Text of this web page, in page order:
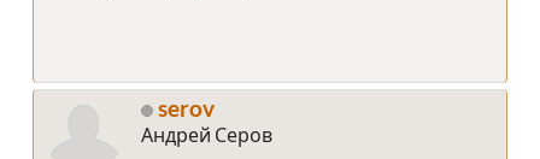
serov
Андрей Серов